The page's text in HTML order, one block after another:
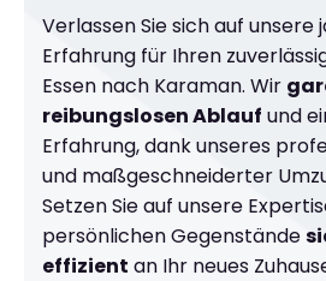
Verlassen Sie sich auf unsere
Erfahrung für Ihren
Essen nach Karaman. Wir
reibungslosen Ablauf und
Erfahrung, dank unseres
und maßgeschneiderter
Setzen Sie auf unsere
persönlichen Gegenstände
effizient an Ihr neues